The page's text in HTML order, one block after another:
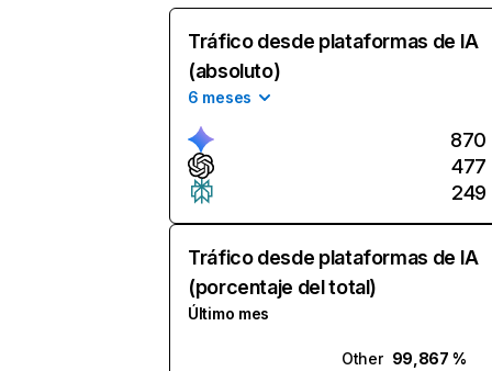
Tráfico desde plataformas de IA
(absoluto)
6 meses
870
477
249
Tráfico desde plataformas de IA
(porcentaje del total)
Último mes
Other 99,867 %